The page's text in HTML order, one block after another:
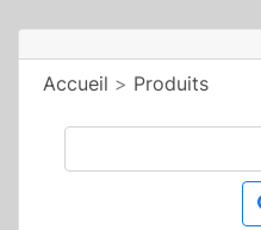
Accueil > Produits